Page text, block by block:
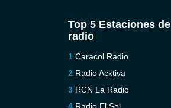
Top 5 Estaciones de
radio
Caracol Radio
Radio Acktiva
RCN La Radio